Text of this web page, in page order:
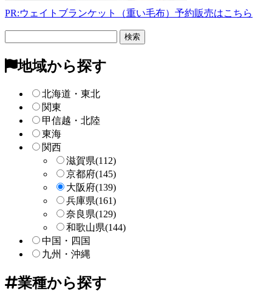
PR:ウェイトブランケット（重い毛布）予約販売はこちら
ー
検
地域から探す
北海道・東北
関東
甲信越・北陸
東海
関西
滋賀県(112)
京都府(145)
大阪府(139)
兵庫県(161)
奈良県(129)
和歌山県(144)
中国・四国
九州・沖縄
業種から探す